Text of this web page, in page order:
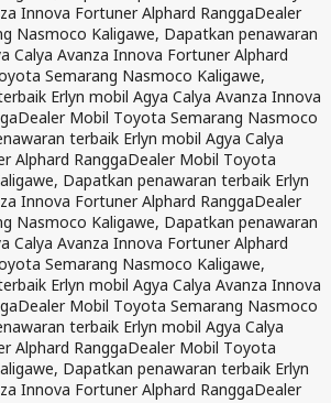
Innova Fortuner Alphard RanggaDealer
Nasmoco Kaligawe, Dapatkan penawaran
Calya Avanza Innova Fortuner Alphard
Semarang Nasmoco Kaligawe,
Erlyn mobil Agya Calya Avanza Innova
Dealer Mobil Toyota Semarang Nasmoco
terbaik Erlyn mobil Agya Calya
Alphard RanggaDealer Mobil Toyota
Dapatkan penawaran terbaik Erlyn
Innova Fortuner Alphard RanggaDealer
Nasmoco Kaligawe, Dapatkan penawaran
Calya Avanza Innova Fortuner Alphard
Semarang Nasmoco Kaligawe,
Erlyn mobil Agya Calya Avanza Innova
Dealer Mobil Toyota Semarang Nasmoco
terbaik Erlyn mobil Agya Calya
Alphard RanggaDealer Mobil Toyota
Dapatkan penawaran terbaik Erlyn
Innova Fortuner Alphard RanggaDealer